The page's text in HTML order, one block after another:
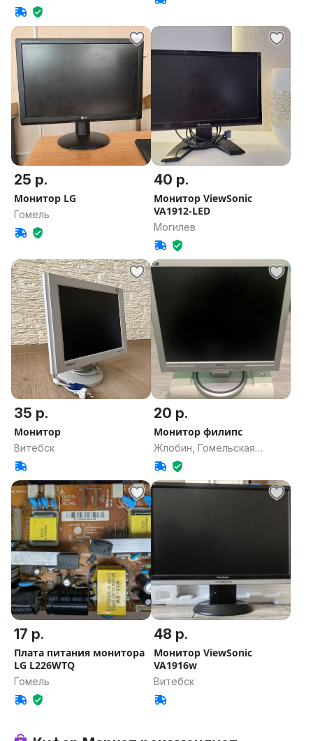
25 р.
Монитор LG
Гомель
40 р.
Монитор ViewSonic
VA1912-LED
Могилев
35 р.
Монитор
Витебск
20 р.
Монитор филипс
Жлобин, Гомельская
область
17 р.
Плата питания монитора
LG L226WTQ
Гомель
48 р.
Монитор ViewSonic
VA1916w
Витебск